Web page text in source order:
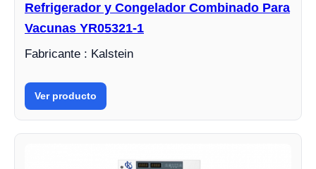
Refrigerador y Congelador Combinado Para
Vacunas YR05321-1
Fabricante : Kalstein
Ver producto